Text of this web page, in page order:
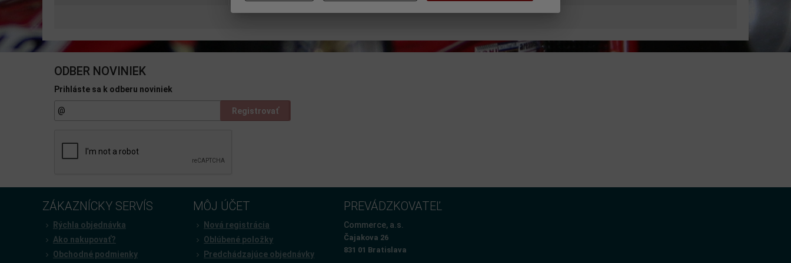
ODBER NOVINIEK
Prihláste sa k odberu noviniek
Registrovať
ZÁKAZNÍCKY SERVÍS
Rýchla objednávka
Ako nakupovať?
Obchodné podmienky
MÔJ ÚČET
Nová registrácia
Oblúbené položky
Predchádzajúce objednávky
PREVÁDZKOVATEĽ
Commerce, a.s.
Čajakova 26
831 01 Bratislava